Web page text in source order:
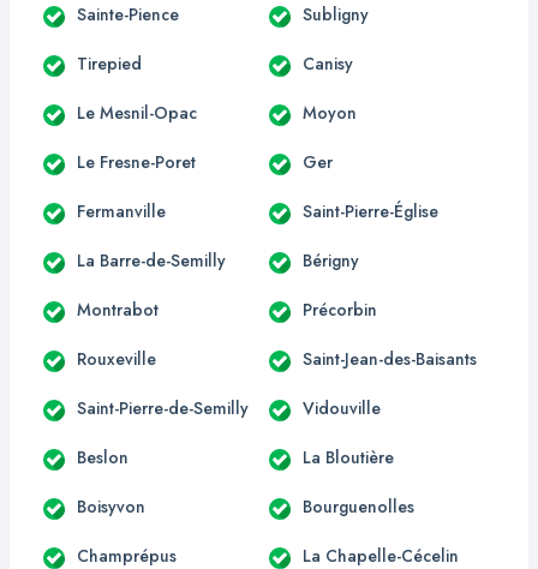
Sainte-Pience Subligny
Tirepied Canisy
Le Mesnil-Opac Moyon
Le Fresne-Poret Ger
Fermanville Saint-Pierre-Église
La Barre-de-Semilly Bérigny
Montrabot Précorbin
Rouxeville Saint-Jean-des-Baisants
Saint-Pierre-de-Semilly Vidouville
Beslon La Bloutière
Boisyvon Bourguenolles
Champrépus La Chapelle-Cécelin